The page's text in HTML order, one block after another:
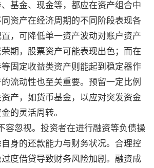
基金、现金等，都应在资产组合中
资产在经济周期的不同阶段表现各
，可降低单一资产波动对账户资产
期，股票资产可能表现出色；而在
固定收益类资产则能起到稳定器作
流动性也至关重要。预留一定比例
产，如货币基金，以应对突发资金
的灵活周转。
忽视。投资者在进行融资等负债操
身的还款能力与财务状况。合理控
度借贷导致财务风险加剧。融资成